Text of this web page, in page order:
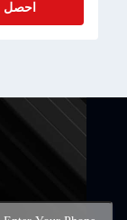
احصل